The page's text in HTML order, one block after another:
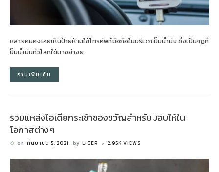
หลายคนคงเคยเห็นป้ายห้ามใช้โทรศัพท์มือถือในบริเวณปั๊มน้ำมัน ซึ่งเป็นกฎที่
ปั๊มน้ำมันทั่วโลกใช้มาอย่างย
อ่านเพิ่มเติม
รวมแหล่งไอเดียกระเช้าของขวัญสำหรับมอบให้ใน
โอกาสต่างๆ
on กันยายน 5, 2021 by LIGER 2.95K VIEWS